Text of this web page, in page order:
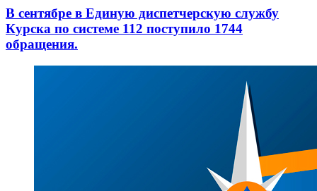
В сентябре в Единую диспетчерскую службу
Курска по системе 112 поступило 1744
обращения.